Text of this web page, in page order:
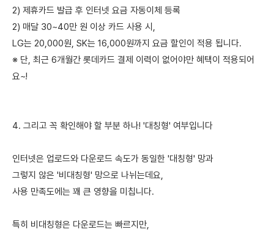
2) 제휴카드 발급 후 인터넷 요금 자동이체 등록
2) 매달 30~40만 원 이상 카드 사용 시,
LG는 20,000원, SK는 16,000원까지 요금 할인이 적용 됩니다.
※ 단, 최근 6개월간 롯데카드 결제 이력이 없어야만 혜택이 적용되어
요~!
4. 그리고 꼭 확인해야 할 부분 하나! '대칭형' 여부입니다
인터넷은 업로드와 다운로드 속도가 동일한 '대칭형' 망과
그렇지 않은 '비대칭형' 망으로 나뉘는데요,
사용 만족도에는 꽤 큰 영향을 미칩니다.
특히 비대칭형은 다운로드는 빠르지만,